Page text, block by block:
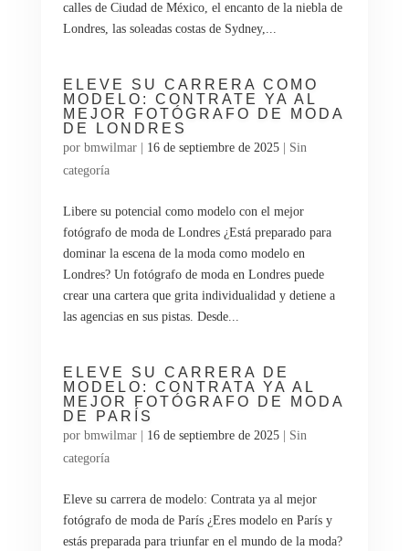
calles de Ciudad de México, el encanto de la niebla de
Londres, las soleadas costas de Sydney,...
ELEVE SU CARRERA COMO
MODELO: CONTRATE YA AL
MEJOR FOTÓGRAFO DE MODA
DE LONDRES
por bmwilmar| 16 de septiembre de 2025| Sin
categoría
Libere su potencial como modelo con el mejor
fotógrafo de moda de Londres ¿Está preparado para
dominar la escena de la moda como modelo en
Londres? Un fotógrafo de moda en Londres puede
crear una cartera que grita individualidad y detiene a
las agencias en sus pistas. Desde...
ELEVE SU CARRERA DE
MODELO: CONTRATA YA AL
MEJOR FOTÓGRAFO DE MODA
DE PARÍS
por bmwilmar| 16 de septiembre de 2025| Sin
categoría
Eleve su carrera de modelo: Contrata ya al mejor
fotógrafo de moda de París ¿Eres modelo en París y
estás preparada para triunfar en el mundo de la moda?